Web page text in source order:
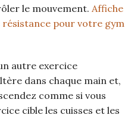
le mouvement. Affiche
résistance pour votre gym
autre exercice
dans chaque main et,
comme si vous
cible les cuisses et les